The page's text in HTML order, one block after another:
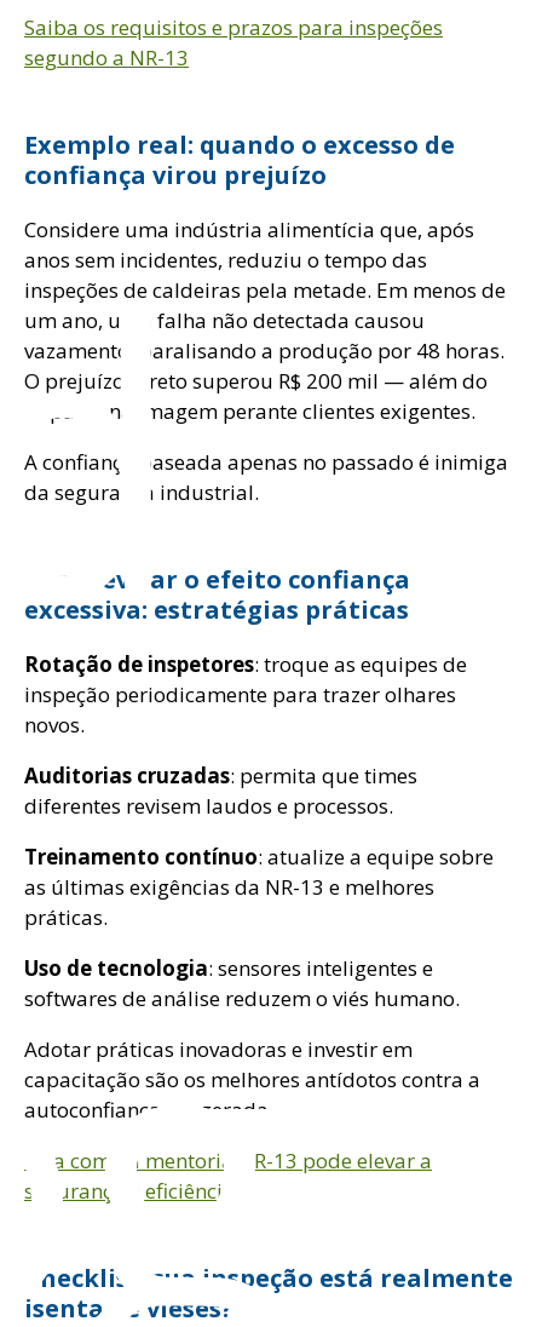
Saiba os requisitos e prazos para inspeções
segundo a NR-13
Exemplo real: quando o excesso de
confiança virou prejuízo
Considere uma indústria alimentícia que, após
anos sem incidentes, reduziu o tempo das
inspeções de caldeiras pela metade. Em menos de
um ano, uma falha não detectada causou
vazamento, paralisando a produção por 48 horas.
O prejuízo direto superou R$ 200 mil — além do
impacto na imagem perante clientes exigentes.
A confiança baseada apenas no passado é inimiga
da segurança industrial.
Como evitar o efeito confiança
excessiva: estratégias práticas
Rotação de inspetores: troque as equipes de
inspeção periodicamente para trazer olhares
novos.
Auditorias cruzadas: permita que times
diferentes revisem laudos e processos.
Treinamento contínuo: atualize a equipe sobre
as últimas exigências da NR-13 e melhores
práticas.
Uso de tecnologia: sensores inteligentes e
softwares de análise reduzem o viés humano.
Adotar práticas inovadoras e investir em
capacitação são os melhores antídotos contra a
autoconfiança exagerada.
Veja como a mentoria NR-13 pode elevar a
segurança e eficiência
Checklist: sua inspeção está realmente
isenta de vieses?